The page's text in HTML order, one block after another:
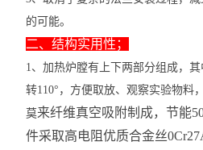
的可能。
二、结构实用性；
1、加热炉膛有上下两部分组成，
转110°，方便取放、观察实验物料
莫来纤维真空吸附制成，节能
件采取高电阻优质合金丝